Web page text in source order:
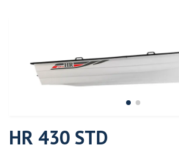
HR 430 STD